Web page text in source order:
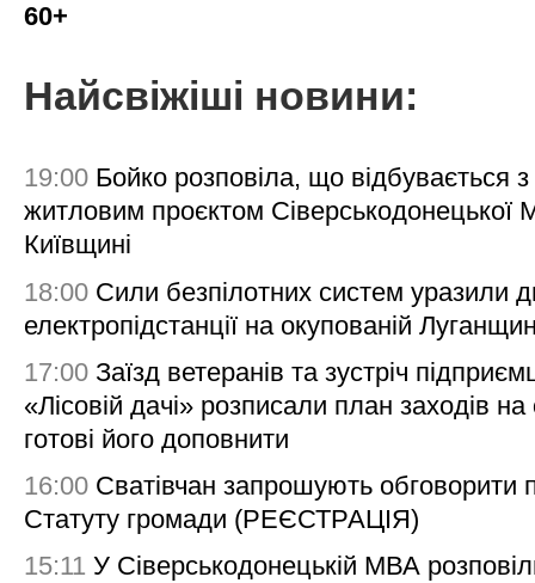
60+
Найсвіжіші новини:
19:00 Бойко розповіла, що відбувається з
житловим проєктом Сіверськодонецької
Київщині
18:00 Сили безпілотних систем уразили
електропідстанції на окупованій
17:00 Заїзд ветеранів та зустріч
«Лісовій дачі» розписали план заходів на
готові його доповнити
16:00 Сватівчан запрошують обговорити
Статуту громади (РЕЄСТРАЦІЯ)
15:11 У Сіверськодонецькій МВА